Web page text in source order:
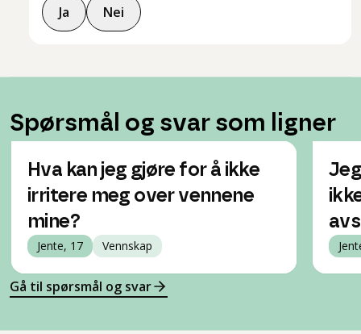
Ja Nei
Spørsmål og svar som ligner
Hva kan jeg gjøre for å ikke
irritere meg over vennene
mine?
Jente, 17 Vennskap
Gå til spørsmål og svar